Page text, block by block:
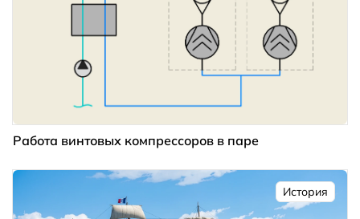
Работа винтовых компрессоров в паре
История